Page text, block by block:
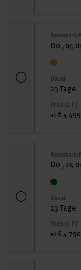
Reisestart/
Do.,
Dauer
23 Tage
Preis (p. P.)
ab €
Reisestart/
Do.,
Dauer
23 Tage
Preis (p. P.)
ab €